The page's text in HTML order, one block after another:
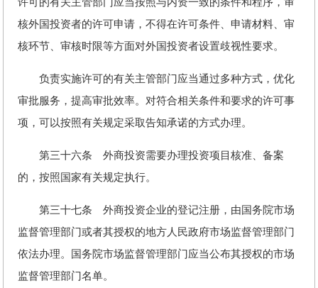
核外国投资者的许可申请，不得在许可条件、申请材料、审
核环节、审核时限等方面对外国投资者设置歧视性要求。
负责实施许可的有关主管部门应当通过多种方式，优化
审批服务，提高审批效率。对符合相关条件和要求的许可事
项，可以按照有关规定采取告知承诺的方式办理。
第三十六条 外商投资需要办理投资项目核准、备案
的，按照国家有关规定执行。
第三十七条 外商投资企业的登记注册，由国务院市场
监督管理部门或者其授权的地方人民政府市场监督管理部门
依法办理。国务院市场监督管理部门应当公布其授权的市场
监督管理部门名单。